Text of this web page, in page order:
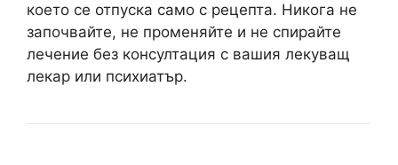
което се отпуска само с рецепта. Никога не
започвайте, не променяйте и не спирайте
лечение без консултация с вашия лекуващ
лекар или психиатър.